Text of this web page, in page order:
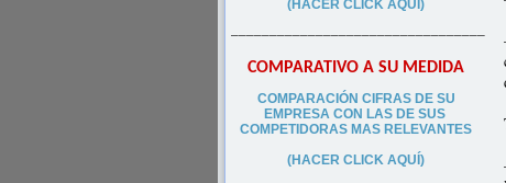
(HACER CLICK AQUÍ)
–––––––––––––––––––––––––––––––––
COMPARATIVO A SU MEDIDA
COMPARACIÓN CIFRAS DE SU
EMPRESA CON LAS DE SUS
COMPETIDORAS MAS RELEVANTES
(HACER CLICK AQUÍ)